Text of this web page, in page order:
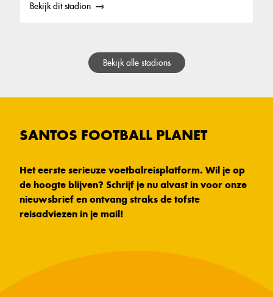
Bekijk dit stadion
Bekijk alle stadions
SANTOS FOOTBALL PLANET
Het eerste serieuze voetbalreisplatform. Wil je op
de hoogte blijven? Schrijf je nu alvast in voor onze
nieuwsbrief en ontvang straks de tofste
reisadviezen in je mail!